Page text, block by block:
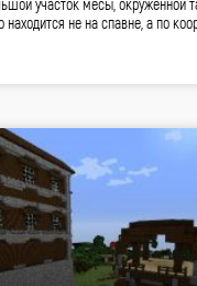
участок месы, окруженной
находится не на спавне, а по